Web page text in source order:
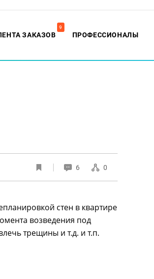
ЗАКАЗОВ
9
ПРОФЕССИОНАЛЫ
6 0
стен в квартире
возведения под
трещины и т.д. и т.п.